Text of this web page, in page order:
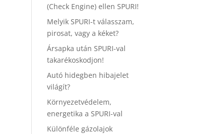
(Check Engine) ellen SPURI!
Melyik SPURI-t válasszam,
pirosat, vagy a kéket?
Ársapka után SPURI-val
takarékoskodjon!
Autó hidegben hibajelet
világít?
Környezetvédelem,
energetika a SPURI-val
Különféle gázolajok